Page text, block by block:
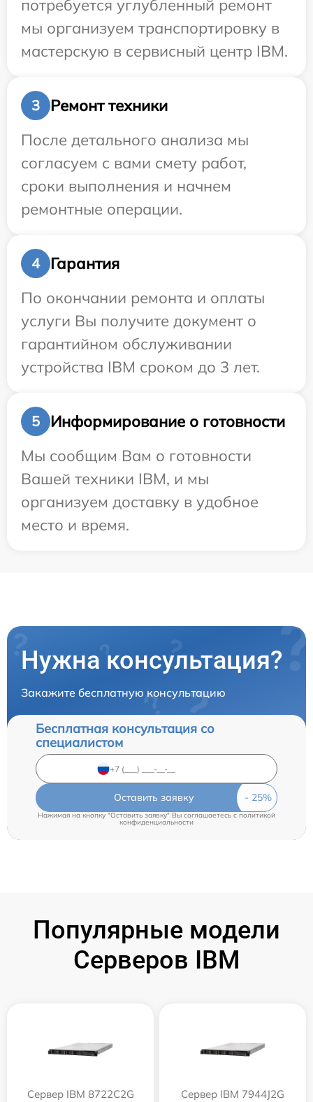
потребуется углубленный ремонт
мы организуем транспортировку в
мастерскую в сервисный центр IBM.
3
Ремонт техники
После детального анализа мы
согласуем с вами смету работ,
сроки выполнения и начнем
ремонтные операции.
4
Гарантия
По окончании ремонта и оплаты
услуги Вы получите документ о
гарантийном обслуживании
устройства IBM сроком до 3 лет.
5
Информирование о готовности
Мы сообщим Вам о готовности
Вашей техники IBM, и мы
организуем доставку в удобное
место и время.
Нужна консультация?
Закажите бесплатную консультацию
Бесплатная консультация со
специалистом
Оставить заявку
Нажимая на кнопку "Оставить заявку" Вы соглашаетесь c политикой
конфиденциальности
Популярные модели
Серверов IBM
Сервер IBM 8722C2G Сервер IBM 7944J2G